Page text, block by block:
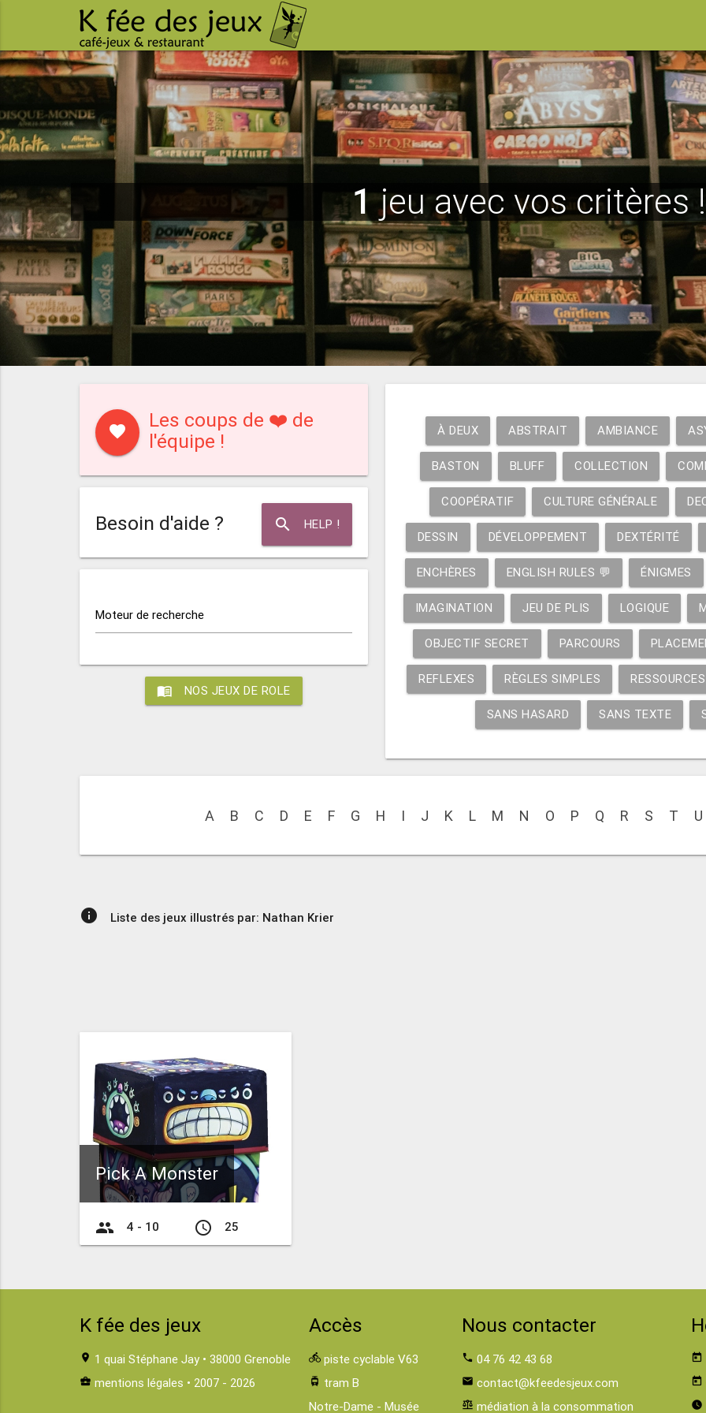
1jeu avec vos critères !
favorite
Les coups de ❤️ de
l'équipe !
search HELP !
Besoin d'aide ?
Moteur de recherche
menu_book NOS JEUX DE ROLE
À DEUX ABSTRAIT AMBIANCE
BASTON BLUFF COLLECTION
COOPÉRATIF CULTURE GÉNÉRALE
DESSIN DÉVELOPPEMENT DEXTÉRITÉ
ENCHÈRES ENGLISH RULES 💬 ÉNIGMES
IMAGINATION JEU DE PLIS LOGIQUE
OBJECTIF SECRET PARCOURS
REFLEXES RÈGLES SIMPLES RESSOURCES
SANS HASARD SANS TEXTE
A B C D E F G H I J K L M N O P Q R S T U
info Liste des jeux illustrés par: Nathan Krier
Pick A Monster
group 4 - 10 access_time 25
K fée des jeux
location_on 1 quai Stéphane Jay • 38000 Grenoble
business_center mentions légales • 2007 - 2026
Accès
directions_bike piste cyclable V63
tram tram B
Notre-Dame - Musée
Nous contacter
phone 04 76 42 43 68
email contact@kfeedesjeux.com
balance médiation à la consommation
today
today
watch_later